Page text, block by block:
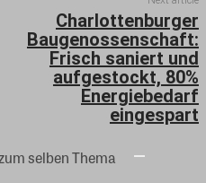
Charlottenburger
Baugenossenschaft:
Frisch saniert und
aufgestockt, 80%
Energiebedarf
eingespart
selben Thema